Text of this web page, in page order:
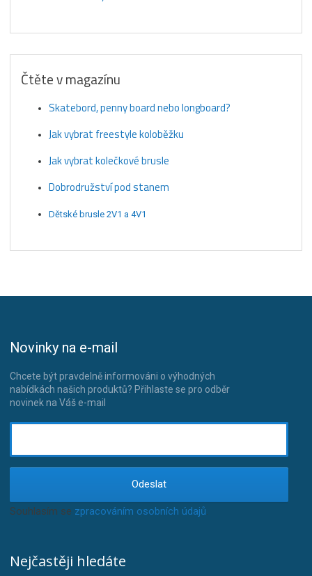
Čtěte v magazínu
Skatebord, penny board nebo longboard?
Jak vybrat freestyle koloběžku
Jak vybrat kolečkové brusle
Dobrodružství pod stanem
Dětské brusle 2V1 a 4V1
Novinky na e-mail
Chcete být pravdelně informováni o výhodných
nabídkách našich produktů? Přihlaste se pro odběr
novinek na Váš e-mail
Odeslat
Souhlasím se zpracováním osobních údajů
Nejčastěji hledáte